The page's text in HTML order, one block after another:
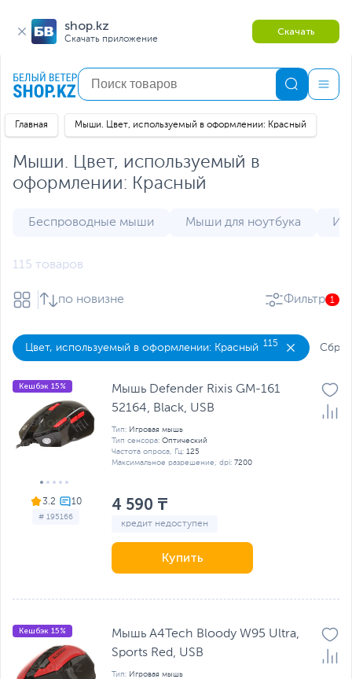
shop.kz
Скачать приложение
Скачать
Главная Мыши. Цвет, используемый в оформлении: Красный
Мыши. Цвет, используемый в
оформлении: Красный
Беспроводные мыши Мыши для ноутбука
115 товаров
по новизне Фильтр 1
Цвет, используемый в оформлении: Красный 115
3.2
# 195166
Кешбэк 15%
Мышь Defender Rixis GM-161
52164, Black, USB
Тип: Игровая мышь
Тип сенсора: Оптический
Частота опроса, Гц: 125
Максимальное разрешение, dpi: 7200
4 590 ₸
кредит недоступен
Купить
Кешбэк 15%
Мышь A4Tech Bloody W95 Ultra,
Sports Red, USB
Тип: Игровая мышь